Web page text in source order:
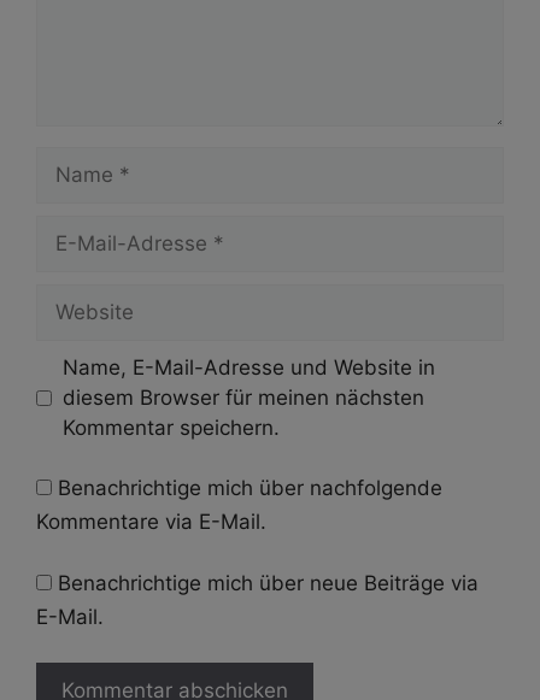
Mail-
Name, E-Mail-Adresse und Website in
diesem Browser für meinen nächsten
Kommentar speichern.
Benachrichtige mich über nachfolgende
Kommentare via E-Mail.
Benachrichtige mich über neue Beiträge via
E-Mail.